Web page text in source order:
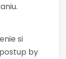
si
by